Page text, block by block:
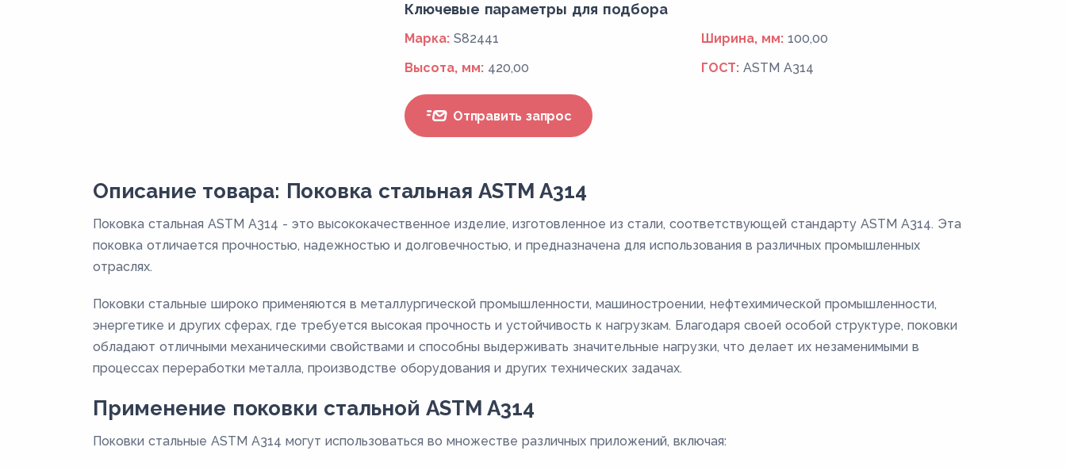
Ключевые параметры для подбора
Марка: S82441 Ширина, мм: 100,00
Высота, мм: 420,00 ГОСТ: ASTM A314
Отправить запрос
Описание товара: Поковка стальная ASTM A314
Поковка стальная ASTM A314 - это высококачественное изделие, изготовленное из стали, соответствующей стандарту ASTM A314. Эта
поковка отличается прочностью, надежностью и долговечностью, и предназначена для использования в различных промышленных
отраслях.
Поковки стальные широко применяются в металлургической промышленности, машиностроении, нефтехимической промышленности,
энергетике и других сферах, где требуется высокая прочность и устойчивость к нагрузкам. Благодаря своей особой структуре, поковки
обладают отличными механическими свойствами и способны выдерживать значительные нагрузки, что делает их незаменимыми в
процессах переработки металла, производстве оборудования и других технических задачах.
Применение поковки стальной ASTM A314
Поковки стальные ASTM A314 могут использоваться во множестве различных приложений, включая: